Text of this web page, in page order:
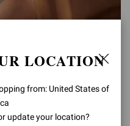
LOCATION
from: United States of
update your location?